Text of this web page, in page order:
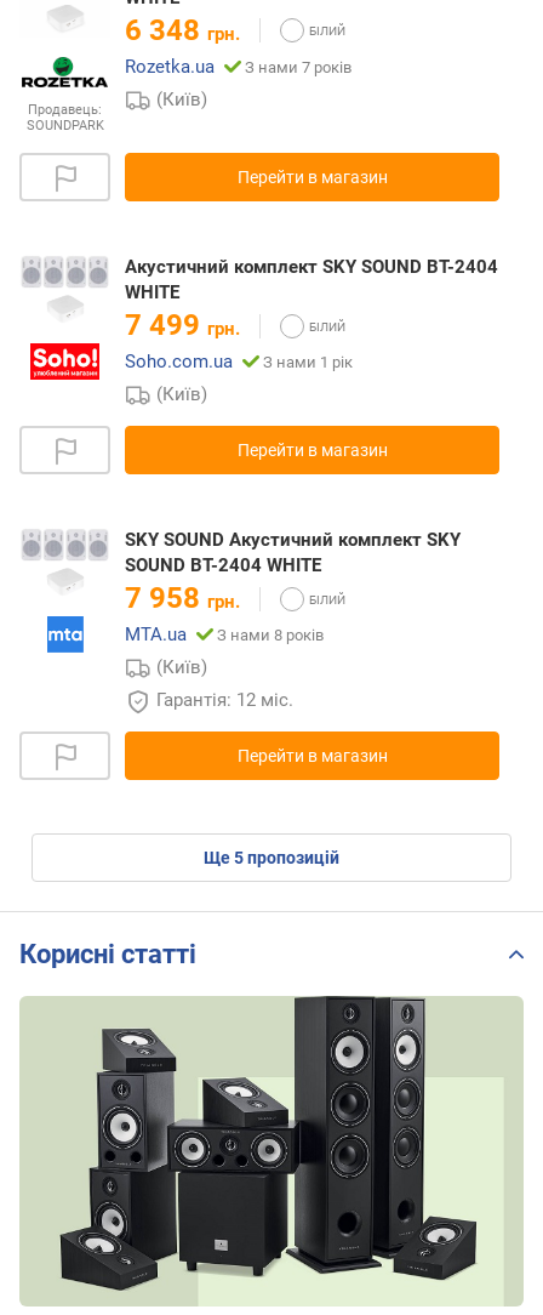
Продавець:
SOUNDPARK
6 348 грн.
Rozetka.ua
З нами 7 років
(Київ)
Перейти в магазин
Акустичний комплект SKY SOUND BT-2404
WHITE
7 499 грн.
Soho.com.ua
З нами 1 рік
(Київ)
Перейти в магазин
SKY SOUND Акустичний комплект SKY
SOUND BT-2404 WHITE
7 958 грн.
MTA.ua
З нами 8 років
(Київ)
Гарантія: 12 міс.
Перейти в магазин
ще5пропозицій
Корисні статті